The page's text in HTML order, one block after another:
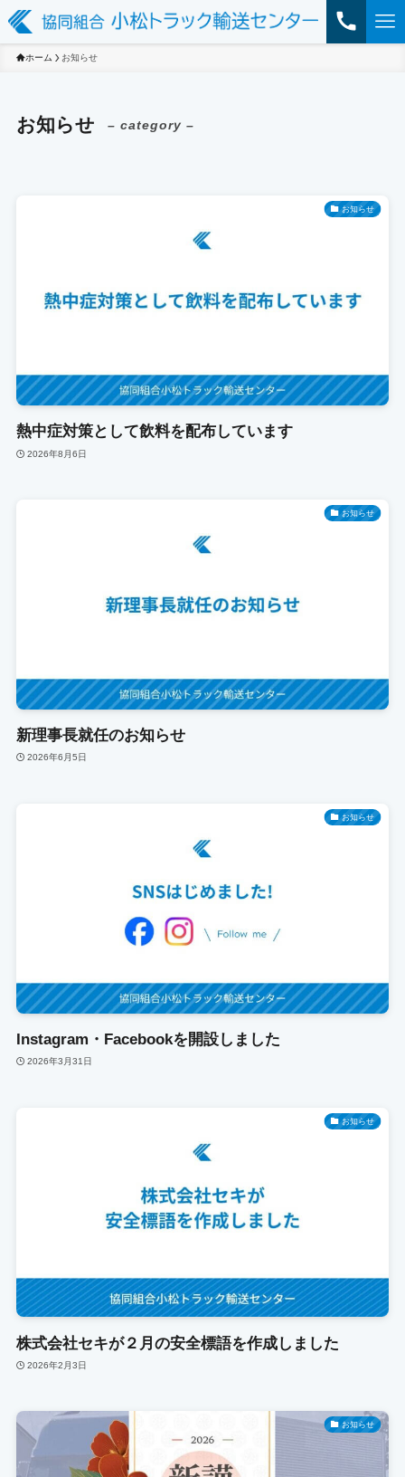
ホーム お知らせ
お知らせ – category –
お知らせ
熱中症対策として飲料を配布しています
2026年8月6日
お知らせ
新理事長就任のお知らせ
2026年6月5日
お知らせ
Instagram・Facebookを開設しました
2026年3月31日
お知らせ
株式会社セキが２月の安全標語を作成しました
2026年2月3日
お知らせ